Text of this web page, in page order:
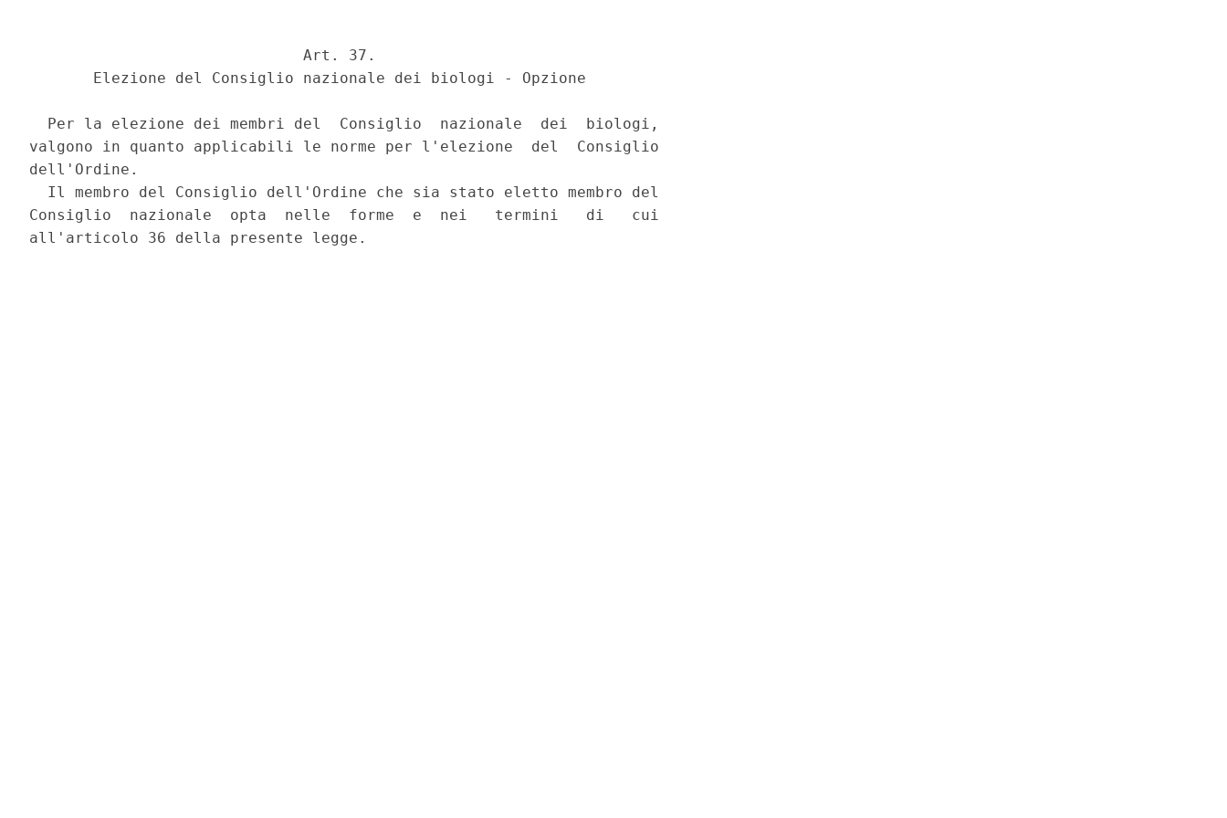
                              Art. 37.
       Elezione del Consiglio nazionale dei biologi - Opzione
  Per la elezione dei membri del  Consiglio  nazionale  dei  biologi,
valgono in quanto applicabili le norme per l'elezione  del  Consiglio
dell'Ordine.
  Il membro del Consiglio dell'Ordine che sia stato eletto membro del
Consiglio  nazionale  opta  nelle  forme  e  nei   termini   di   cui